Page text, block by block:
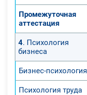
Промежуточная
аттестация
4. Психология
бизнеса
Бизнес-психология
Психология труда